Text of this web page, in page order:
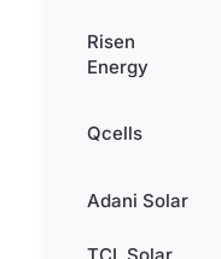
Risen
Energy
Qcells
Adani Solar